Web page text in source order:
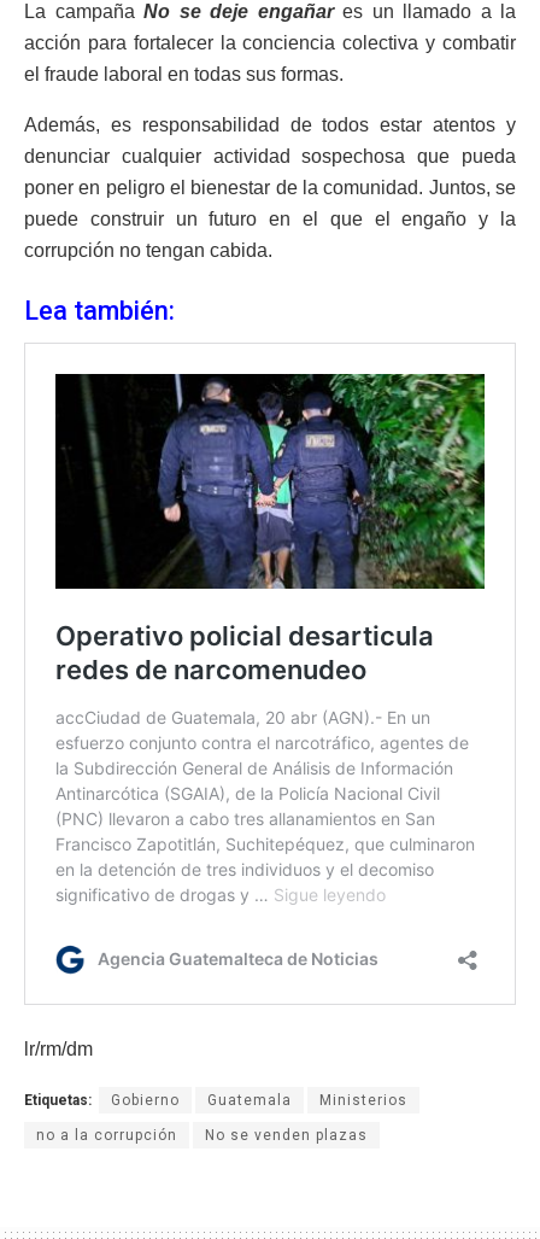
La campaña No se deje engañares un llamado a la
acción para fortalecer la conciencia colectiva y combatir
el fraude laboral en todas sus formas.
Además, es responsabilidad de todos estar atentos y
denunciar cualquier actividad sospechosa que pueda
poner en peligro el bienestar de la comunidad. Juntos, se
puede construir un futuro en el que el engaño y la
corrupción no tengan cabida.
Lea también:
lr/rm/dm
Etiquetas: Gobierno Guatemala Ministerios
no a la corrupción No se venden plazas